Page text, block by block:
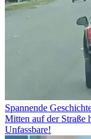
Spannende
Mitten auf der Straße
Unfassbare!